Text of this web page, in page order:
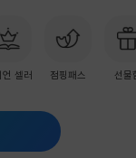
언 셀러 점핑패스 선물